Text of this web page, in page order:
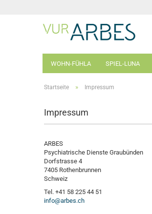
WOHN-FÜHLA SPIEL-LUNA
Startseite » Impressum
Impressum
ARBES
Psychiatrische Dienste Graubünden
Dorfstrasse 4
7405 Rothenbrunnen
Schweiz
Tel. +41 58 225 44 51
info@arbes.ch